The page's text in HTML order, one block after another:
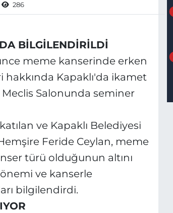
286
BİLGİLENDİRİLDİ
meme kanserinde erken
Kapaklı'da ikamet
Meclis Salonunda seminer
ve Kapaklı Belediyesi
Feride Ceylan, meme
türü olduğunun altını
ve kanserle
bilgilendirdi.